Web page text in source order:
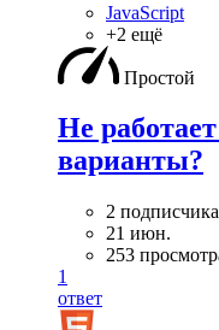
JavaScript
+2 ещё
Простой
Не
варианты?
2 подписчика
21 июн.
253
1
ответ